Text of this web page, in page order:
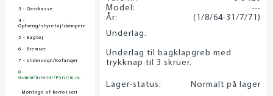
3 - Gearkasse
4 -
Ophæng/styretøj/dæmpere
5 - Bagtøj
6 - Bremser
7 - Undervogn/Kofanger
8 -
Gummi/Interiør/Pynt/m.m.
Montage af karrosseri
Model:
---
År:
(1/8/64-31/7/71)
Underlag.
Underlag til bagklapgreb med
trykknap til 3 skruer.
Lager-status: Normalt på lager